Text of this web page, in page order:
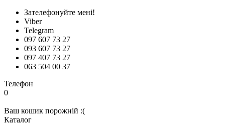
Зателефонуйте мені!
Viber
Telegram
097 607 73 27
093 607 73 27
097 407 73 27
063 504 00 37
Телефон
0
Ваш кошик порожній :(
Каталог